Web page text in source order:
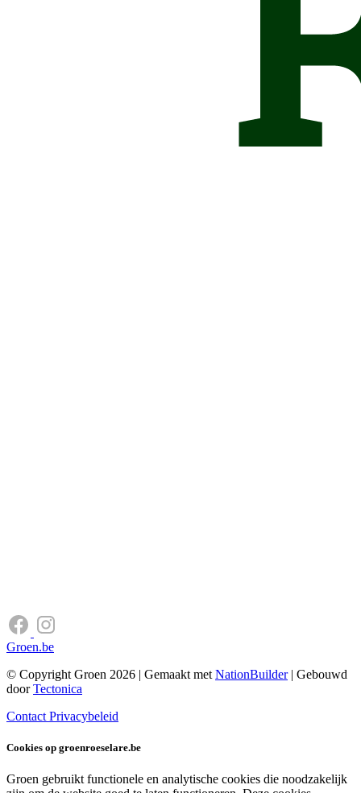
Groen.be
© Copyright Groen 2026 | Gemaakt met NationBuilder| Gebouwd
doorTectonica
Contact Privacybeleid
Cookies op groenroeselare.be
Groen gebruikt functionele en analytische cookies die noodzakelijk